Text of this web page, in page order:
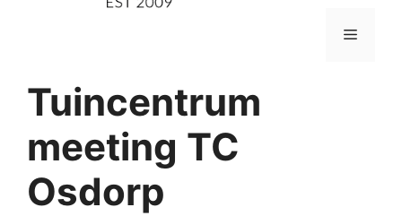
Menu
Tuincentrum
meeting TC
Osdorp